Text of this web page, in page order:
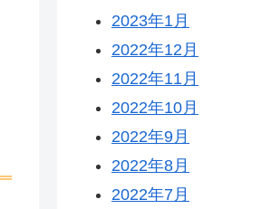
2023年1月
2022年12月
2022年11月
2022年10月
2022年9月
2022年8月
2022年7月